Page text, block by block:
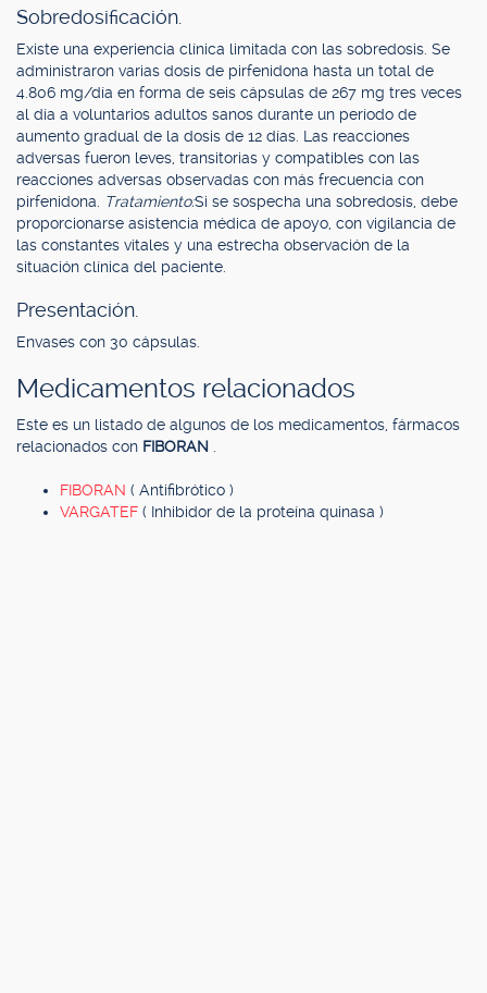
Sobredosificación.
Existe una experiencia clínica limitada con las sobredosis. Se
administraron varias dosis de pirfenidona hasta un total de
4.806 mg/día en forma de seis cápsulas de 267 mg tres veces
al día a voluntarios adultos sanos durante un período de
aumento gradual de la dosis de 12 días. Las reacciones
adversas fueron leves, transitorias y compatibles con las
reacciones adversas observadas con más frecuencia con
pirfenidona.
Tratamiento:Si se sospecha una sobredosis, debe
proporcionarse asistencia médica de apoyo, con vigilancia de
las constantes vitales y una estrecha observación de la
situación clínica del paciente.
Presentación.
Envases con 30 cápsulas.
Medicamentos relacionados
Este es un listado de algunos de los medicamentos, fármacos
relacionados con FIBORAN
FIBORAN ( Antifibrótico )
VARGATEF ( Inhibidor de la proteína quinasa )